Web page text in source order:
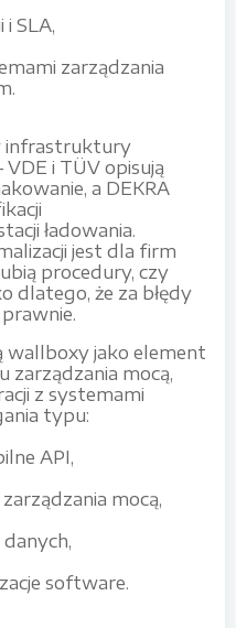
SLA,
zarządzania
infrastruktury
i TÜV opisują
a DEKRA
ładowania.
jest dla firm
procedury, czy
dlatego, że za błędy
wallboxy jako element
zarządzania mocą,
z systemami
typu:
API,
mocą,
software.